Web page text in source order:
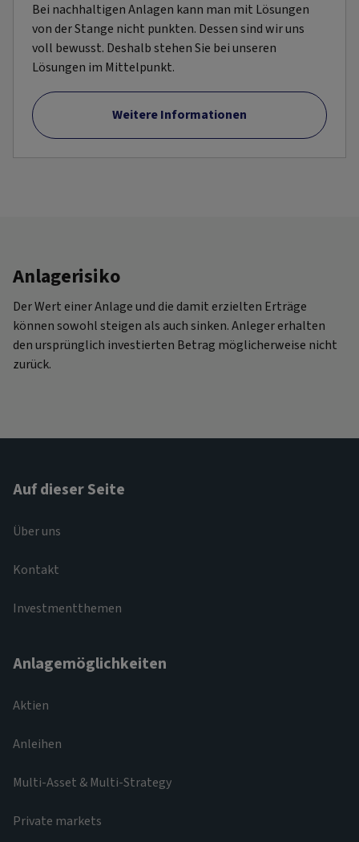
Bei nachhaltigen Anlagen kann man mit Lösungen
von der Stange nicht punkten. Dessen sind wir uns
voll bewusst. Deshalb stehen Sie bei unseren
Lösungen im Mittelpunkt.
Weitere Informationen
Anlagerisiko
Der Wert einer Anlage und die damit erzielten Erträge
können sowohl steigen als auch sinken. Anleger erhalten
den ursprünglich investierten Betrag möglicherweise nicht
zurück.
Auf dieser Seite
Über uns
Kontakt
Investmentthemen
Anlagemöglichkeiten
Aktien
Anleihen
Multi-Asset & Multi-Strategy
Private markets